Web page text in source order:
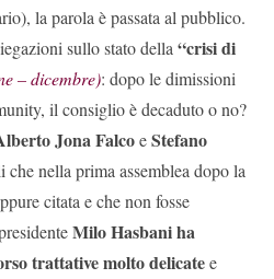
la parola è passata al pubblico.
sullo stato della“crisi di
– dicembre): dopo le dimissioni
il consiglio è decaduto o no?
Jona FalcoeStefano
nella prima assemblea dopo la
citata e che non fosse
Milo Hasbani ha
trattative molto delicatee